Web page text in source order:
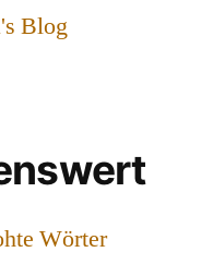
Blog
Wörter